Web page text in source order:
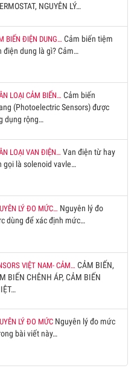
NGUYÊN LÝ…
BIẾN ĐIỆN DUNG… Cảm biến tiệm
điện dung là gì? Cảm…
LOẠI CẢM BIẾN… Cảm biến
(Photoelectric Sensors) được
dụng rộng…
LOẠI VAN ĐIỆN… Van điện từ hay
gọi là solenoid vavle…
LÝ ĐO MỨC… Nguyên lý đo
dùng để xác định mức…
VIỆT NAM- CẢM… CẢM BIẾN,
BIẾN CHÊNH ÁP, CẢM BIẾN
LÝ ĐO MỨC Nguyên lý đo mức
bài viết này…